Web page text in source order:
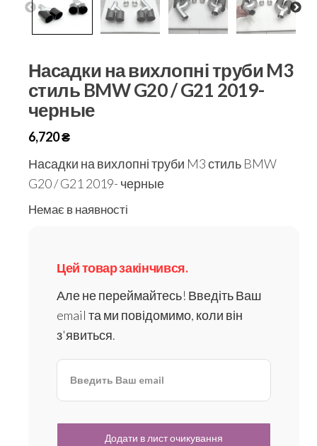
Насадки на вихлопні труби M3
стиль BMW G20 / G21 2019-
черные
6,720₴
Насадки на вихлопні труби M3 стиль BMW
G20 / G21 2019- черные
Немає в наявності
Цей товар закінчився.
Але не переймайтесь! Введіть Ваш
email та ми повідомимо, коли він
з'явиться.